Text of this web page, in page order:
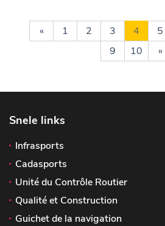
« 1 2 3 4 5
9
10 »
Snele links
Infrasports
Cadasports
Unité du Contrôle Routier
Qualité et Construction
Guichet de la navigation